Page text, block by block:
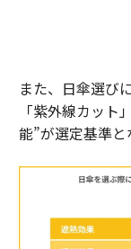
また、日傘選び
「紫外線カッ
能”が選定基準と